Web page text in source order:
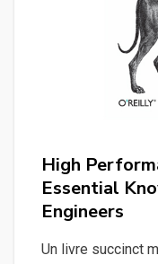
High
Essential
Engineers
Un livre succinct